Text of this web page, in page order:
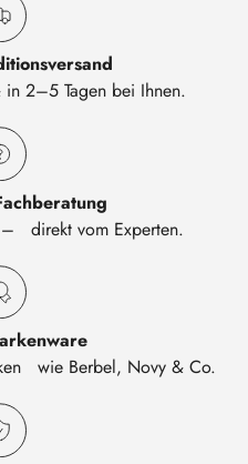
2–5 Tagen bei Ihnen.
direkt vom Experten.
wie Berbel, Novy & Co.